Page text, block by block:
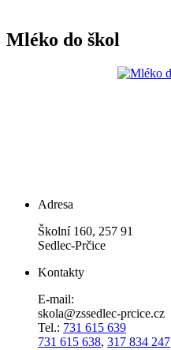
Mléko do škol
Adresa
Školní 160, 257 91
Sedlec-Prčice
Kontakty
E-mail:
skola@zssedlec-prcice.cz
Tel.: 731 615 639
731 615 638, 317 834 247